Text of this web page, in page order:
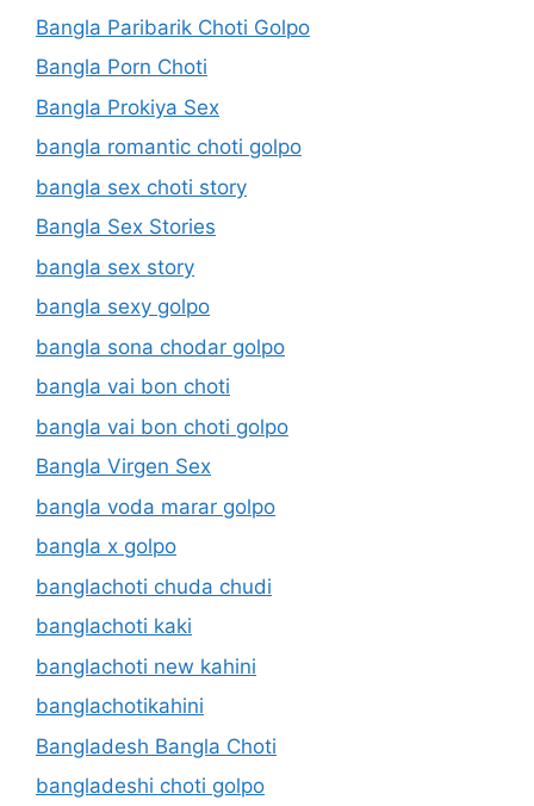
Bangla Paribarik Choti Golpo
Bangla Porn Choti
Bangla Prokiya Sex
bangla romantic choti golpo
bangla sex choti story
Bangla Sex Stories
bangla sex story
bangla sexy golpo
bangla sona chodar golpo
bangla vai bon choti
bangla vai bon choti golpo
Bangla Virgen Sex
bangla voda marar golpo
bangla x golpo
banglachoti chuda chudi
banglachoti kaki
banglachoti new kahini
banglachotikahini
Bangladesh Bangla Choti
bangladeshi choti golpo